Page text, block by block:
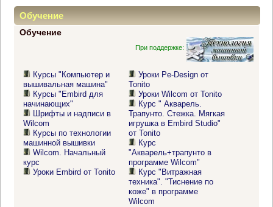
Обучение
Обучение
При поддержке:
Курсы "Компьютер и
вышивальная машина"
Курсы "Embird для
начинающих"
Шрифты и надписи в
Wilcom
Курсы по технологии
машинной вышивки
Wilcom. Начальный
курс
Уроки Embird от Tonito
Уроки Pe-Design от
Tonito
Уроки Wilcom от Tonito
Курс " Акварель.
Трапунто. Стежка. Мягкая
игрушка в Embird Studio"
от Tonito
Курс
"Акварель+трапунто в
программе Wilcom"
Курс "Витражная
техника". "Тиснение по
коже" в программе
Wilcom